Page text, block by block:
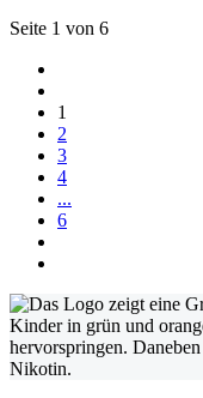
Seite 1 von 6
1
2
3
4
...
6